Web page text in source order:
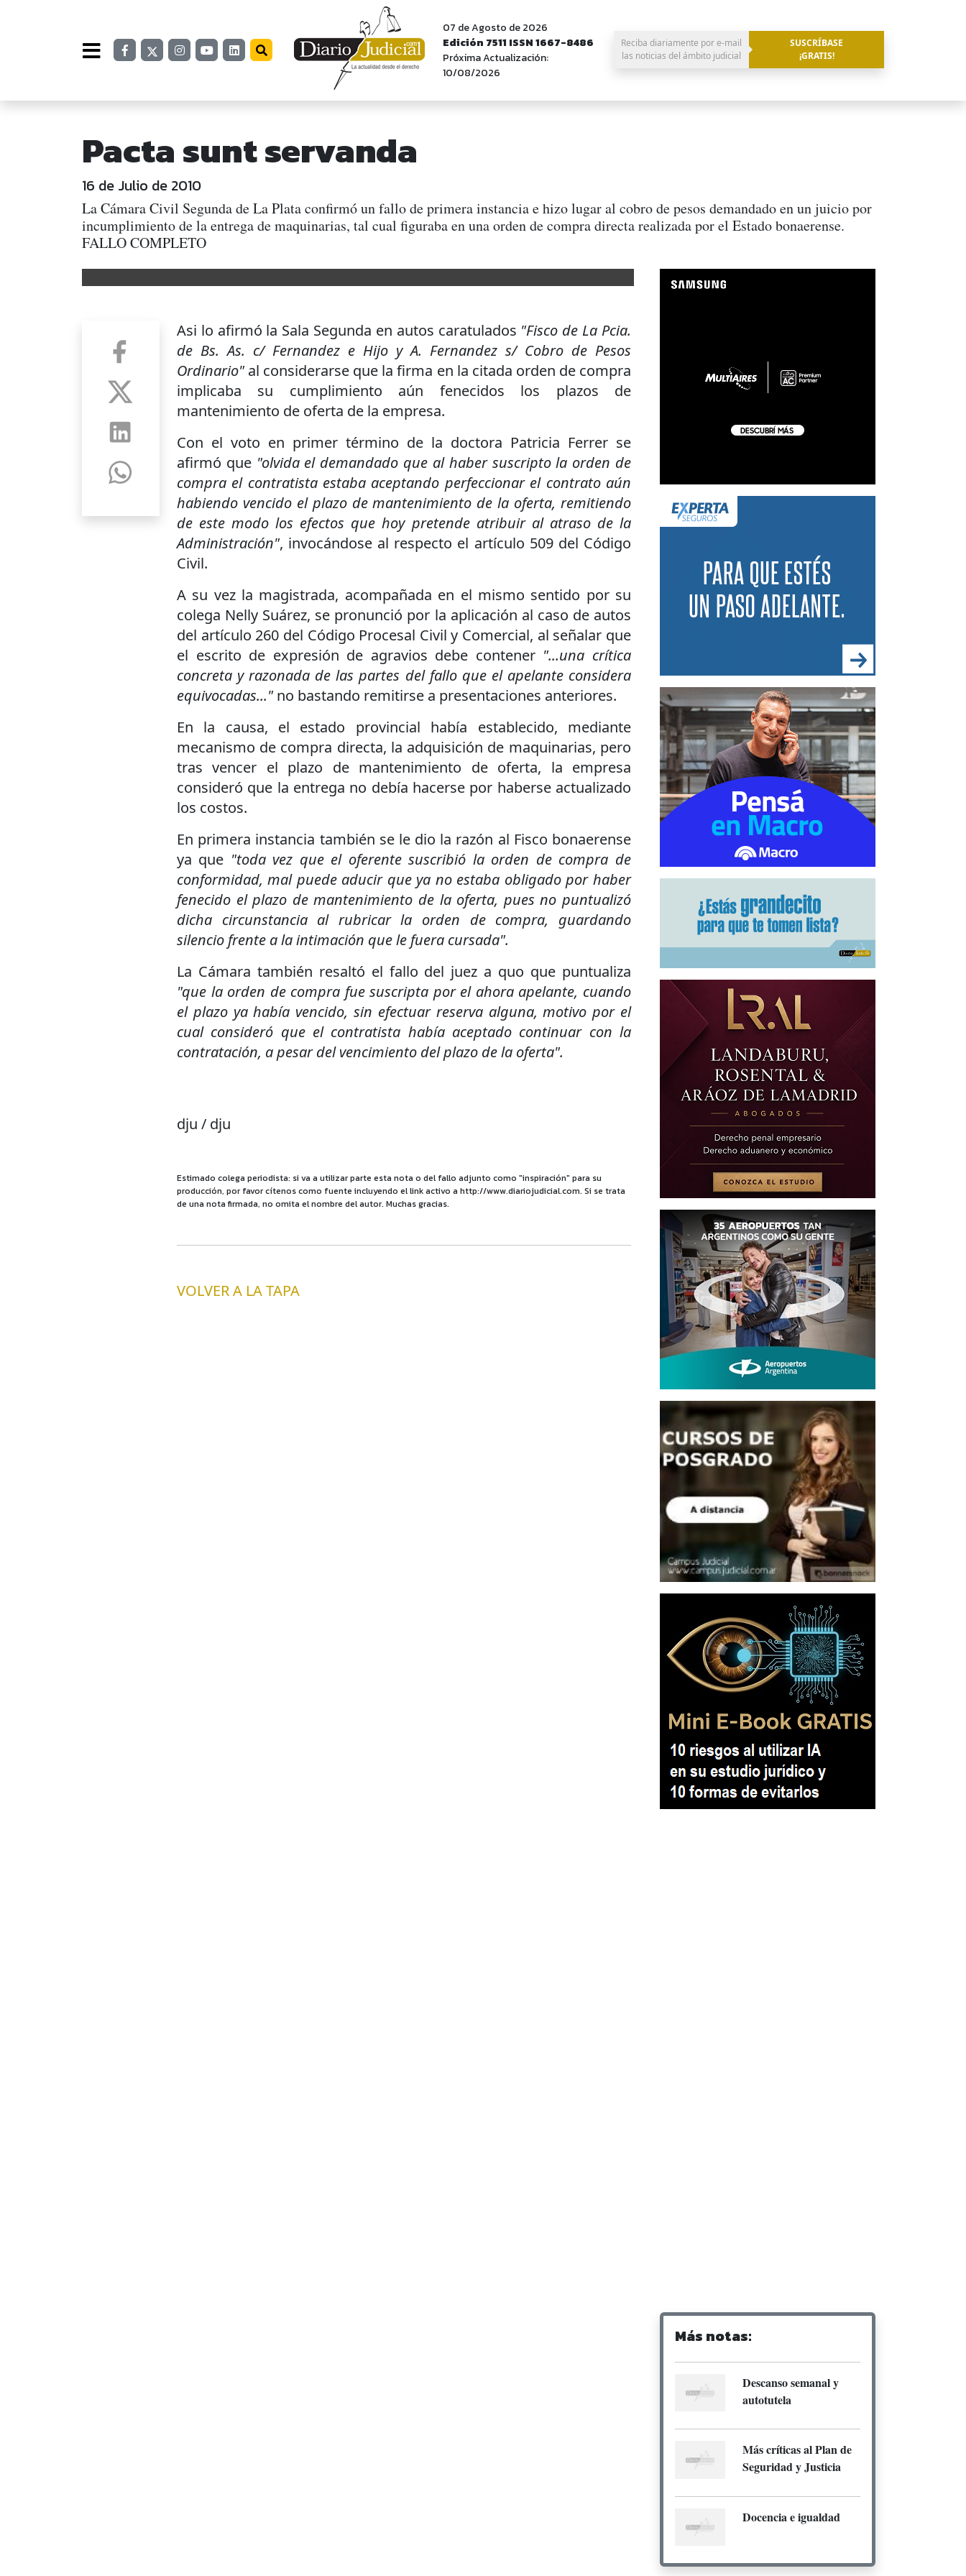
07 de Agosto de 2026
Edición 7511 ISSN 1667-8486
Próxima Actualización:
10/08/2026
Reciba diariamente por e-mail
las noticias del ámbito judicial
SUSCRÍBASE
¡GRATIS!
Pacta sunt servanda
16 de Julio de 2010
La Cámara Civil Segunda de La Plata confirmó un fallo de primera instancia e hizo lugar al cobro de pesos demandado en un juicio por
incumplimiento de la entrega de maquinarias, tal cual figuraba en una orden de compra directa realizada por el Estado bonaerense.
FALLO COMPLETO
Asi lo afirmó la Sala Segunda en autos caratulados "Fisco de La Pcia.
de Bs. As. c/ Fernandez e Hijo y A. Fernandez s/ Cobro de Pesos
Ordinario"al considerarse que la firma en la citada orden de compra
implicaba su cumplimiento aún fenecidos los plazos de
mantenimiento de oferta de la empresa.
Con el voto en primer término de la doctora Patricia Ferrer se
afirmó que "olvida el demandado que al haber suscripto la orden de
compra el contratista estaba aceptando perfeccionar el contrato aún
habiendo vencido el plazo de mantenimiento de la oferta, remitiendo
de este modo los efectos que hoy pretende atribuir al atraso de la
Administración", invocándose al respecto el artículo 509 del Código
Civil.
A su vez la magistrada, acompañada en el mismo sentido por su
colega Nelly Suárez, se pronunció por la aplicación al caso de autos
del artículo 260 del Código Procesal Civil y Comercial, al señalar que
el escrito de expresión de agravios debe contener "...una crítica
concreta y razonada de las partes del fallo que el apelante considera
equivocadas..."no bastando remitirse a presentaciones anteriores.
En la causa, el estado provincial había establecido, mediante
mecanismo de compra directa, la adquisición de maquinarias, pero
tras vencer el plazo de mantenimiento de oferta, la empresa
consideró que la entrega no debía hacerse por haberse actualizado
los costos.
En primera instancia también se le dio la razón al Fisco bonaerense
ya que "toda vez que el oferente suscribió la orden de compra de
conformidad, mal puede aducir que ya no estaba obligado por haber
fenecido el plazo de mantenimiento de la oferta, pues no puntualizó
dicha circunstancia al rubricar la orden de compra, guardando
silencio frente a la intimación que le fuera cursada".
La Cámara también resaltó el fallo del juez a quo que puntualiza
"que la orden de compra fue suscripta por el ahora apelante, cuando
el plazo ya había vencido, sin efectuar reserva alguna, motivo por el
cual consideró que el contratista había aceptado continuar con la
contratación, a pesar del vencimiento del plazo de la oferta".
dju / dju
Estimado colega periodista: si va a utilizar parte esta nota o del fallo adjunto como "inspiración" para su
producción, por favor cítenos como fuente incluyendo el link activo a http://www.diariojudicial.com. Si se trata
de una nota firmada, no omita el nombre del autor. Muchas gracias.
VOLVER A LA TAPA
Más notas:
Descanso semanal y
autotutela
Más críticas al Plan de
Seguridad y Justicia
Docencia e igualdad